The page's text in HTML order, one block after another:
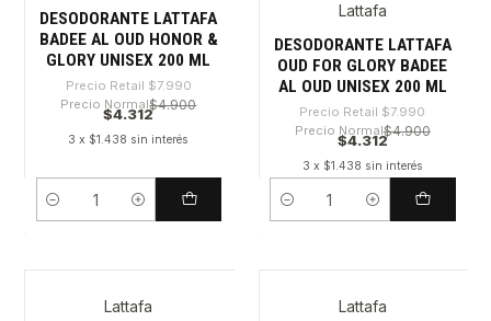
DESODORANTE LATTAFA
BADEE AL OUD HONOR &
GLORY UNISEX 200 ML
Precio Retail $7.990
Precio Normal$4.900
$4.312
3 x $1.438 sin interés
Cantidad
Lattafa
DESODORANTE LATTAFA
OUD FOR GLORY BADEE
AL OUD UNISEX 200 ML
Precio Retail $7.990
Precio Normal$4.900
$4.312
3 x $1.438 sin interés
Cantidad
Lattafa Lattafa